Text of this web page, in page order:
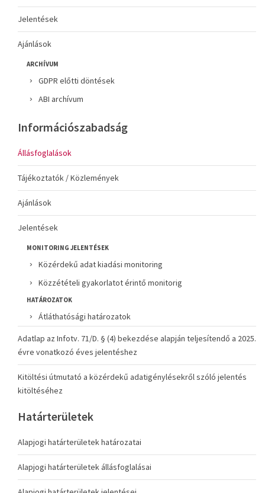
Jelentések
Ajánlások
ARCHÍVUM
GDPR előtti döntések
ABI archívum
Információszabadság
Állásfoglalások
Tájékoztatók / Közlemények
Ajánlások
Jelentések
MONITORING JELENTÉSEK
Közérdekű adat kiadási monitoring
Közzétételi gyakorlatot érintő monitorig
HATÁROZATOK
Átláthatósági határozatok
Adatlap az Infotv. 71/D. § (4) bekezdése alapján teljesítendő a 2025.
évre vonatkozó éves jelentéshez
Kitöltési útmutató a közérdekű adatigénylésekről szóló jelentés
kitöltéséhez
Határterületek
Alapjogi határterületek határozatai
Alapjogi határterületek állásfoglalásai